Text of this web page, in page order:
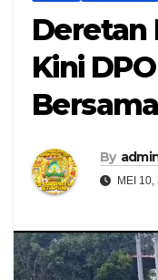
Deretan
Kini
By
MEI 10,